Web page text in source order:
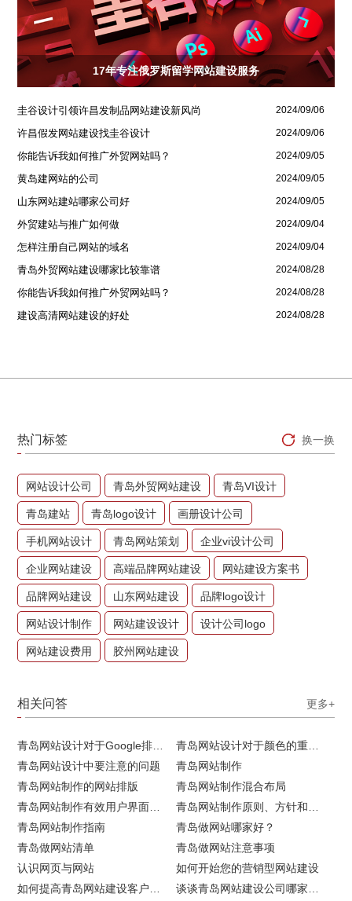
17年专注俄罗斯留学网站建设服务
圭谷设计引领许昌发制品网站建设新风尚 2024/09/06
许昌假发网站建设找圭谷设计 2024/09/06
你能告诉我如何推广外贸网站吗？ 2024/09/05
黄岛建网站的公司 2024/09/05
山东网站建站哪家公司好 2024/09/05
外贸建站与推广如何做 2024/09/04
怎样注册自己网站的域名 2024/09/04
青岛外贸网站建设哪家比较靠谱 2024/08/28
你能告诉我如何推广外贸网站吗？ 2024/08/28
建设高清网站建设的好处 2024/08/28
热门标签 换一换
网站设计公司 青岛外贸网站建设 青岛VI设计
青岛建站 青岛logo设计 画册设计公司
手机网站设计 青岛网站策划 企业vi设计公司
企业网站建设 高端品牌网站建设 网站建设方案书
品牌网站建设 山东网站建设 品牌logo设计
网站设计制作 网站建设设计 设计公司logo
网站建设费用 胶州网站建设
相关问答 更多+
青岛网站设计中要注意的问题
青岛网站制作
青岛网站制作的网站排版
青岛网站制作混合布局
青岛网站制作指南
青岛做网站哪家好？
青岛做网站清单
青岛做网站注意事项
认识网页与网站
如何开始您的营销型网站建设